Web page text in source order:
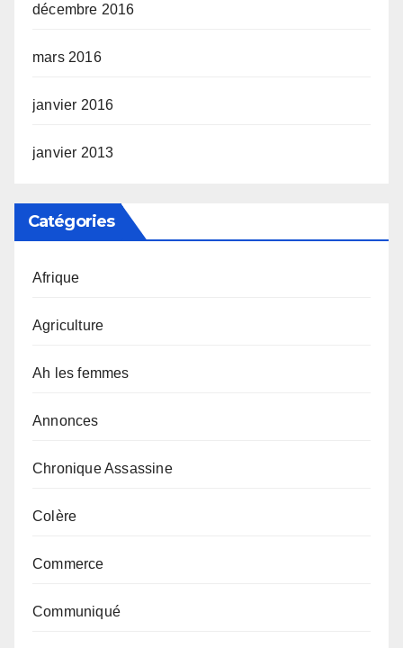
décembre 2016
mars 2016
janvier 2016
janvier 2013
Catégories
Afrique
Agriculture
Ah les femmes
Annonces
Chronique Assassine
Colère
Commerce
Communiqué